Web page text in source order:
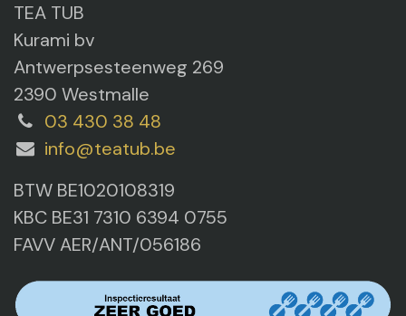
TEA TUB
Kurami bv
Antwerpsesteenweg 269
2390 Westmalle
03 430 38 48
info@teatub.be
BTW BE1020108319
KBC BE31 7310 6394 0755
FAVV AER/ANT/056186